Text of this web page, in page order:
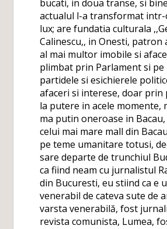
bucati, in doua transe, si
actualul l-a transformat
lux; are fundatia culturala
Calinescu,, in Onesti, patron
al mai multor imobile si
plimbat prin Parlament si pe
partidele si esichierele
afaceri si interese, doar prin
la putere in acele momente,
ma putin oneroase in
celui mai mare mall din
pe teme umanitare totusi,
sare departe de trunchiul
ca fiind neam cu jurnalistul
din Bucuresti, eu stiind ca e
venerabil de cateva sute de
varsta venerabilă, fost
revista comunista, Lumea,